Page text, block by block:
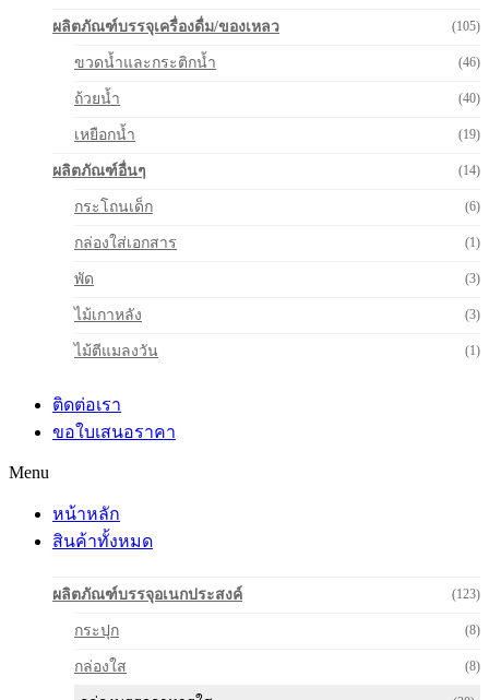
ผลิตภัณฑ์บรรจุเครื่องดื่ม/ของเหลว (105)
ขวดน้ำและกระติกน้ำ (46)
ถ้วยน้ำ (40)
เหยือกน้ำ (19)
ผลิตภัณฑ์อื่นๆ (14)
กระโถนเด็ก (6)
กล่องใส่เอกสาร (1)
พัด (3)
ไม้เกาหลัง (3)
ไม้ตีแมลงวัน (1)
ติดต่อเรา
ขอใบเสนอราคา
Menu
หน้าหลัก
สินค้าทั้งหมด
ผลิตภัณฑ์บรรจุอเนกประสงค์ (123)
กระปุก (8)
กล่องใส (8)